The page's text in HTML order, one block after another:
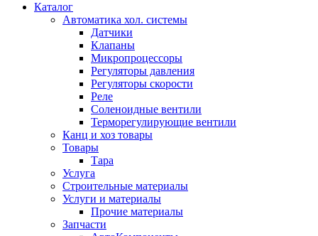
Каталог
Автоматика хол. системы
Датчики
Клапаны
Микропроцессоры
Регуляторы давления
Регуляторы скорости
Реле
Соленоидные вентили
Терморегулирующие вентили
Канц и хоз товары
Товары
Тара
Услуга
Строительные материалы
Услуги и материалы
Прочие материалы
Запчасти